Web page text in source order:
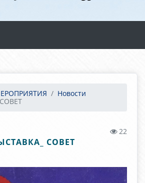
Новости
22
СОВЕТ